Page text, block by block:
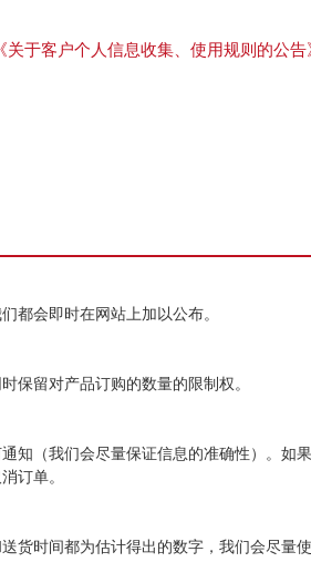
《关于客户个人信息收集、使用规则的公告
都会即时在网站上加以公布。
保留对产品订购的数量的限制权。
知（我们会尽量保证信息的准确性）。如
订单。
货时间都为估计得出的数字，我们会尽量